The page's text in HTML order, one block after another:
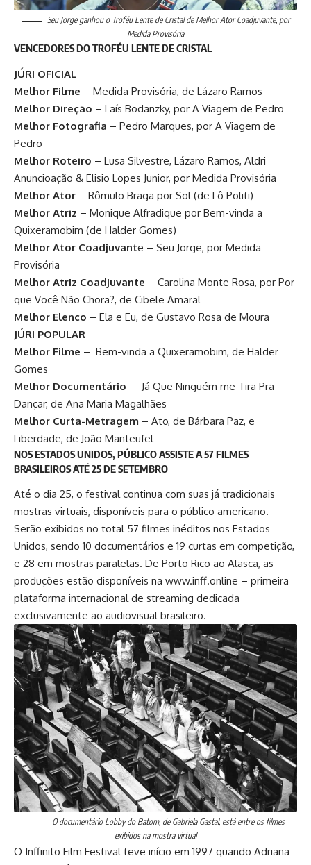
Seu Jorge ganhou o Troféu Lente de Cristal de Melhor Ator Coadjuvante, por
Medida Provisória
VENCEDORES DO TROFÉU LENTE DE CRISTAL
JÚRI OFICIAL
Melhor Filme – Medida Provisória, de Lázaro Ramos
Melhor Direção – Laís Bodanzky, por A Viagem de Pedro
Melhor Fotografia – Pedro Marques, por A Viagem de
Pedro
Melhor Roteiro – Lusa Silvestre, Lázaro Ramos, Aldri
Anuncioação & Elisio Lopes Junior, por Medida Provisória
Melhor Ator – Rômulo Braga por Sol (de Lô Politi)
Melhor Atriz – Monique Alfradique por Bem-vinda a
Quixeramobim (de Halder Gomes)
Melhor Ator Coadjuvante – Seu Jorge, por Medida
Provisória
Melhor Atriz Coadjuvante – Carolina Monte Rosa, por Por
que Você Não Chora?, de Cibele Amaral
Melhor Elenco – Ela e Eu, de Gustavo Rosa de Moura
JÚRI POPULAR
Melhor Filme – Bem-vinda a Quixeramobim, de Halder
Gomes
Melhor Documentário – Já Que Ninguém me Tira Pra
Dançar, de Ana Maria Magalhães
Melhor Curta-Metragem – Ato, de Bárbara Paz, e
Liberdade, de João Manteufel
NOS ESTADOS UNIDOS, PÚBLICO ASSISTE A 57 FILMES
BRASILEIROS ATÉ 25 DE SETEMBRO
Até o dia 25, o festival continua com suas já tradicionais
mostras virtuais, disponíveis para o público americano.
Serão exibidos no total 57 filmes inéditos nos Estados
Unidos, sendo 10 documentários e 19 curtas em competição,
e 28 em mostras paralelas. De Porto Rico ao Alasca, as
produções estão disponíveis na www.inff.online – primeira
plataforma internacional de streaming dedicada
exclusivamente ao audiovisual brasileiro.
O documentário Lobby do Batom, de Gabriela Gastal, está entre os filmes
exibidos na mostra virtual
O Inffinito Film Festival teve início em 1997 quando Adriana